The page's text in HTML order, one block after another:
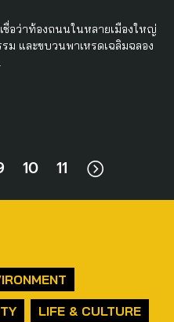
อว่าท้องถนนในหลายเมืองใหญ่
ม และขบวนพาเหรดเฉลิมฉลอง
10 11
LIFE & CULTURE